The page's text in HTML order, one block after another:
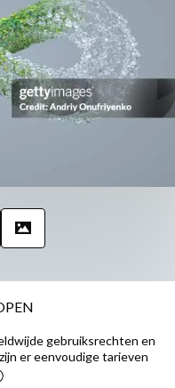
gebruiksrechten en
er eenvoudige tarieven